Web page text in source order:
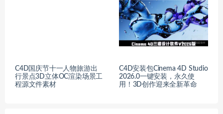
C4D国庆节十一人物旅游出
行景点3D立体OC渲染场景工
程源文件素材
C4D安装包Cinema 4D Studio
2026.0一键安装，永久使
用！3D创作迎来全新革命